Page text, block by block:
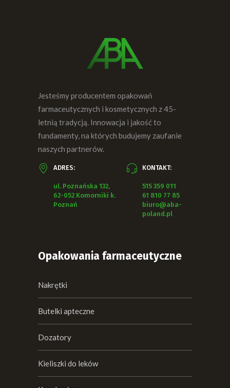
Jesteśmy producentem opakowań
farmaceutycznych i kosmetycznych z 45-
letnią tradycją. Innowacja i jakość to
fundamenty, na których budujemy zaufanie
naszych partnerów.
ADRES:
ul. Poznańska 132,
62-052 Komorniki k.
Poznań
KONTAKT:
515 359 011
61 810 77 85
biuro@aba-
poland.pl
Opakowania farmaceutyczne
Nakrętki
Butelki apteczne
Dozatory
Kieliszki do leków